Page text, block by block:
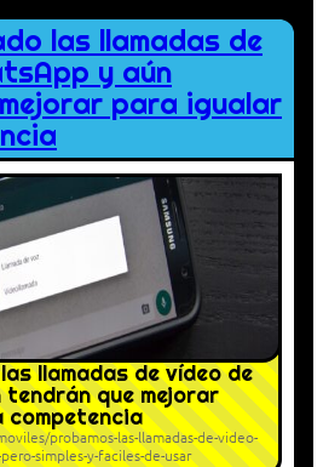
las llamadas de
y aún
para igualar
llamadas de vídeo de
tendrán que mejorar
competencia
probamos-las-llamadas-de-video-
simples-y-faciles-de-usar